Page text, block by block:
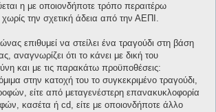
η με οποιονδήποτε τρόπο περαιτέρω
την σχετική άδεια από την ΑΕΠΙ.
επιθυμεί να στείλει ένα τραγούδι στη βάση
αναγνωρίζει ότι το κάνει με δική του
και με τις παρακάτω προϋποθέσεις:
στην κατοχή του το συγκεκριμένο τραγούδι,
είτε από μεταγενέστερη επανακυκλοφορία
κασέτα ή cd, είτε με οποιονδήποτε άλλο